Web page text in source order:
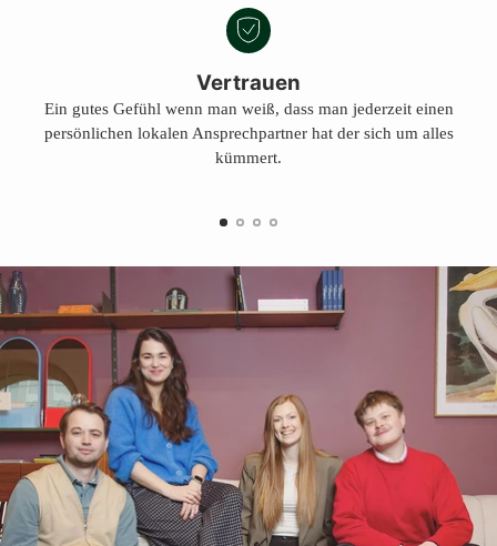
Vertrauen
Ein gutes Gefühl wenn man weiß, dass man jederzeit einen
persönlichen lokalen Ansprechpartner hat der sich um alles
kümmert.